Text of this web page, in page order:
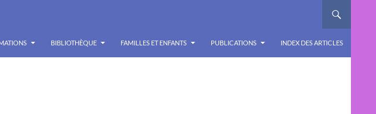
BIBLIOTHÈQUE FAMILLES ET ENFANTS PUBLICATIONS INDEX DES ARTICLES